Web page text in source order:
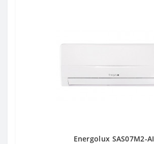
Energolux SAS07M2-AI